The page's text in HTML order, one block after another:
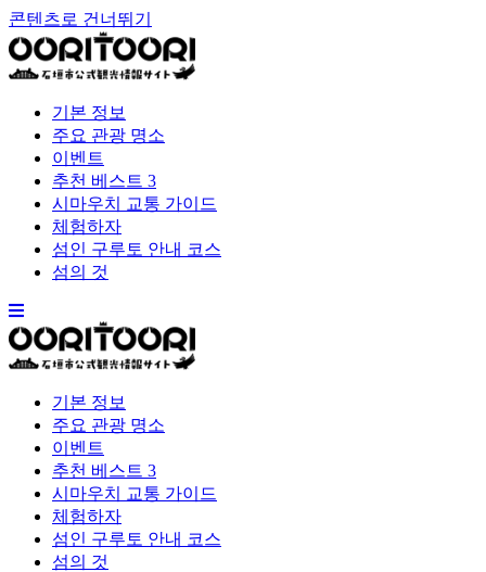
콘텐츠로 건너뛰기
기본 정보
주요 관광 명소
이벤트
추천 베스트 3
시마우치 교통 가이드
체험하자
섬인 구루토 안내 코스
섬의 것
기본 정보
주요 관광 명소
이벤트
추천 베스트 3
시마우치 교통 가이드
체험하자
섬인 구루토 안내 코스
섬의 것